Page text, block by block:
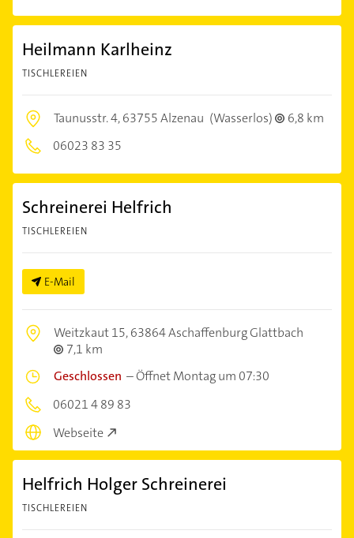
Heilmann Karlheinz
TISCHLEREIEN
Taunusstr. 4,63755 Alzenau (Wasserlos)
6,8 km
06023 83 35
Schreinerei Helfrich
TISCHLEREIEN
E-Mail
Weitzkaut 15,63864 Aschaffenburg Glattbach
7,1 km
Geschlossen –Öffnet Montag um 07:30
06021 4 89 83
Webseite
Helfrich Holger Schreinerei
TISCHLEREIEN